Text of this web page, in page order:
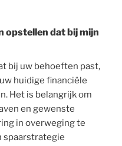
opstellen dat bij mijn
bij uw behoeften past,
huidige financiële
Het is belangrijk om
en gewenste
in overweging te
spaarstrategie